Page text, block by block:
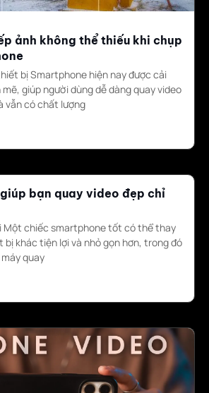
ảnh không thể thiếu khi chụp
bị Smartphone hiện nay được cải
giúp người dùng dễ dàng quay video
vẫn có chất lượng
bạn quay video đẹp chỉ
Một chiếc smartphone tốt có thể thay
khác tiện lợi và nhỏ gọn hơn, trong đó
quay